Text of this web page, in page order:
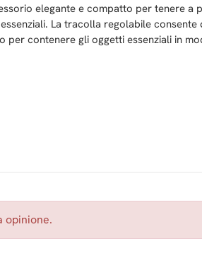
elegante e compatto per tenere a
La tracolla regolabile
contenere gli oggetti essenziali in
opinione.